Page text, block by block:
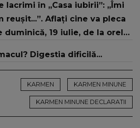
lacrimi în „Casa iubirii”: „Îmi
reușit...”. Aflați cine va pleca
duminică, 19 iulie, de la orele
Digestia dificilă...
KARMEN KARMEN MINUNE
KARMEN MINUNE DECLARATII